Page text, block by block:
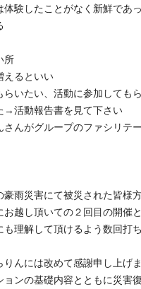
クは体験したことがなく
にみれる
れる
ンのいい所
員が増えるといい
てもらいたい、活動に参
がいた→活動報告書を
さんがグループのファシリ
雨災害にて被災された皆様
越し頂いての２回目の開催と
理解して頂けるよう数回打
んには改めて感謝申し上げま
ンの基礎内容とともに災害